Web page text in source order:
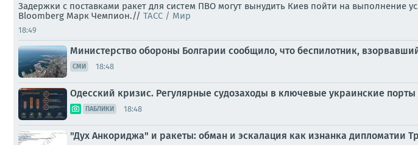
Задержки с поставками ракет для систем ПВО могут вынудить Киев пойти на
Bloomberg Марк Чемпион.// ТАСС / Мир
18:49
Министерство обороны Болгарии сообщило, что беспилотник,
СМИ 18:48
Одесский кризис. Регулярные судозаходы в ключевые украинские
ПАБЛИКИ 18:48
"Дух Анкориджа" и ракеты: обман и эскалация как изнанка дипломатии